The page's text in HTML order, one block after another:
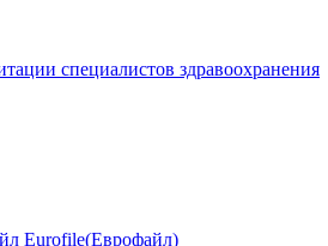
специалистов здравоохранения
Eurofile(Еврофайл)